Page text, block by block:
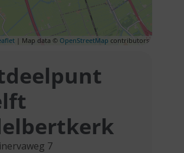
| Map data © OpenStreetMap contributors
7